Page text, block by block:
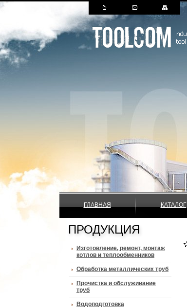
ГЛАВНАЯ КАТАЛОГ
ПРОДУКЦИЯ
Изготовление, ремонт, монтаж
котлов и теплообменников
Обработка металлических труб
Прочистка и обслуживание
труб
Водоподготовка